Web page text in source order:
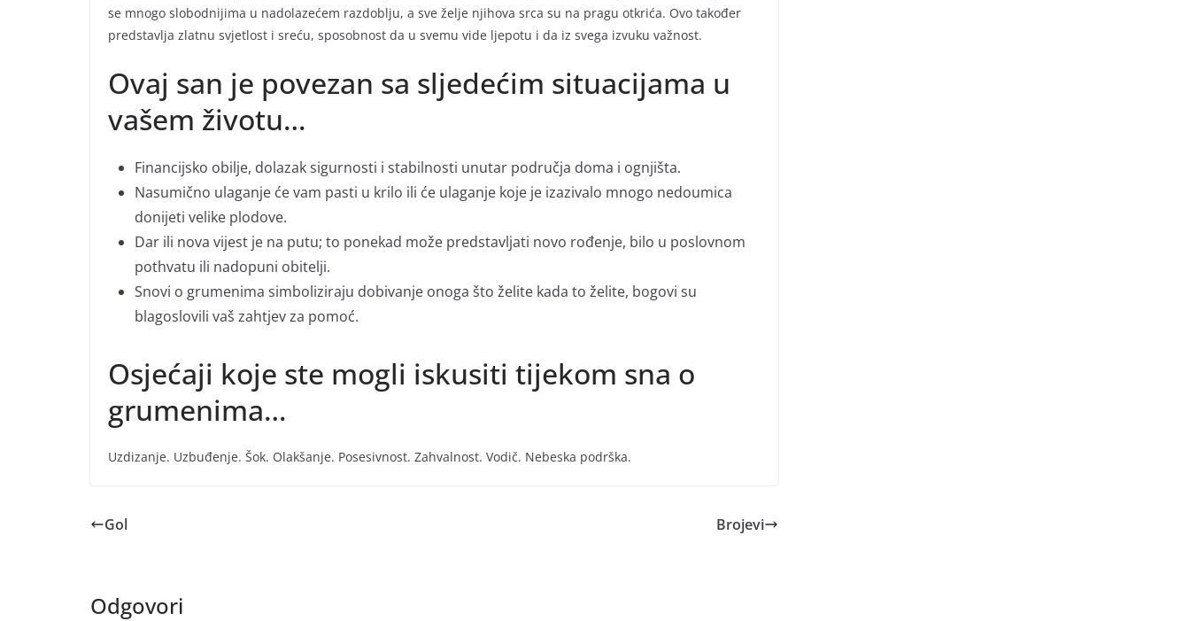
se mnogo slobodnijima u nadolazećem razdoblju, a sve želje njihova srca su na pragu otkrića. Ovo također
predstavlja zlatnu svjetlost i sreću, sposobnost da u svemu vide ljepotu i da iz svega izvuku važnost.
Ovaj san je povezan sa sljedećim situacijama u
vašem životu…
Financijsko obilje, dolazak sigurnosti i stabilnosti unutar područja doma i ognjišta.
Nasumično ulaganje će vam pasti u krilo ili će ulaganje koje je izazivalo mnogo nedoumica
donijeti velike plodove.
Dar ili nova vijest je na putu; to ponekad može predstavljati novo rođenje, bilo u poslovnom
pothvatu ili nadopuni obitelji.
Snovi o grumenima simboliziraju dobivanje onoga što želite kada to želite, bogovi su
blagoslovili vaš zahtjev za pomoć.
Osjećaji koje ste mogli iskusiti tijekom sna o
grumenima…
Uzdizanje. Uzbuđenje. Šok. Olakšanje. Posesivnost. Zahvalnost. Vodič. Nebeska podrška.
Gol Brojevi
Odgovori